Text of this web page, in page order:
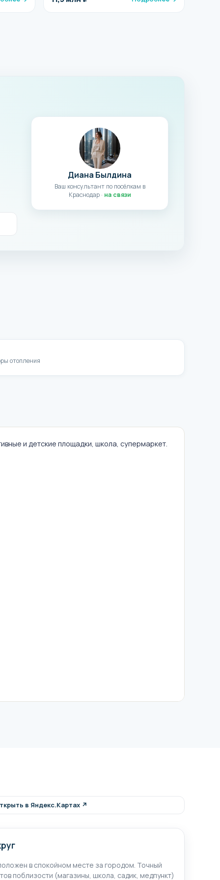
Диана Былдина
Ваш консультант по посёлкам в
Краснодар · на связи
отопления
и детские площадки, школа, супермаркет.
и жизнь в экологически чистом
в Яндекс.Картах ↗
в спокойном месте за городом. Точный
поблизости (магазины, школа, садик, медпункт)